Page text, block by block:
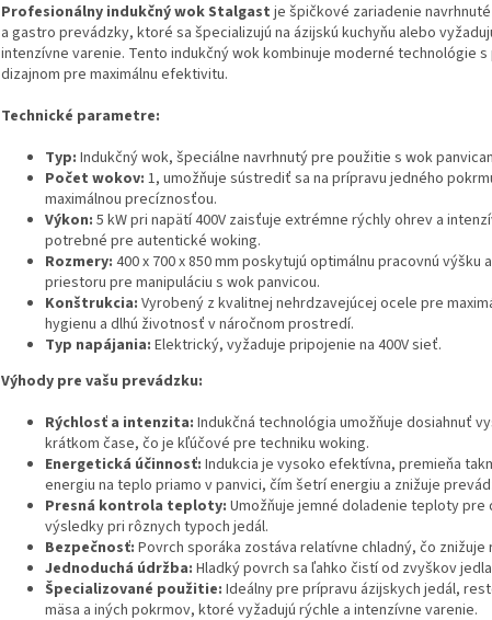
Profesionálny indukčný wok Stalgast je špičkové zariadenie
a gastro prevádzky, ktoré sa špecializujú na ázijskú kuchyňu alebo
intenzívne varenie. Tento indukčný wok kombinuje moderné technológie
dizajnom pre maximálnu efektivitu.
Technické parametre:
Typ: Indukčný wok, špeciálne navrhnutý pre použitie s wok
Počet wokov: 1, umožňuje sústrediť sa na prípravu jedného
maximálnou precíznosťou.
Výkon: 5 kW pri napätí 400V zaisťuje extrémne rýchly ohrev a
potrebné pre autentické woking.
Rozmery: 400 x 700 x 850 mm poskytujú optimálnu pracovnú výšku
priestoru pre manipuláciu s wok panvicou.
Konštrukcia: Vyrobený z kvalitnej nehrdzavejúcej ocele pre
hygienu a dlhú životnosť v náročnom prostredí.
Typ napájania: Elektrický, vyžaduje pripojenie na 400V sieť.
Výhody pre vašu prevádzku:
Rýchlosť a intenzita: Indukčná technológia umožňuje dosiahnuť
krátkom čase, čo je kľúčové pre techniku woking.
Energetická účinnosť: Indukcia je vysoko efektívna, premieňa
energiu na teplo priamo v panvici, čím šetrí energiu a znižuje
Presná kontrola teploty: Umožňuje jemné doladenie teploty pre
výsledky pri rôznych typoch jedál.
Bezpečnosť: Povrch sporáka zostáva relatívne chladný, čo znižuje
Jednoduchá údržba: Hladký povrch sa ľahko čistí od zvyškov
Špecializované použitie: Ideálny pre prípravu ázijskych jedál,
mäsa a iných pokrmov, ktoré vyžadujú rýchle a intenzívne varenie.